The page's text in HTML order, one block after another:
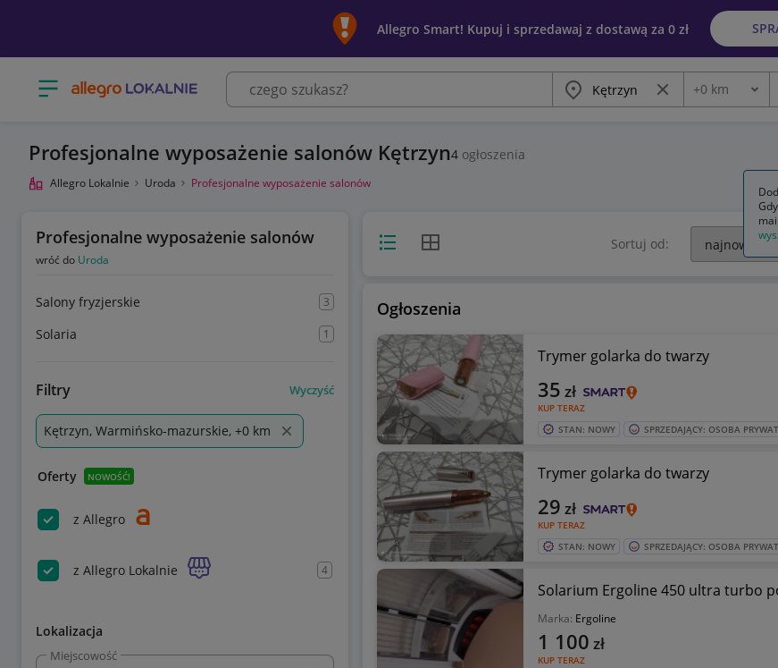
Allegro Smart! Kupuj i sprzedawaj z dostawą za 0 zł
Otwórz menu z kategoriami Miasto Wyczyść frazę
Odległość
+0 km
Profesjonalne wyposażenie salonów Kętrzyn4 ogłoszenia
Allegro Lokalnie Uroda Profesjonalne wyposażenie salonów
Profesjonalne wyposażenie salonów
wróć do Uroda
Salony fryzjerskie 3
Solaria 1
Filtry Wyczyść
Kętrzyn, Warmińsko-mazurskie, +0 km
Oferty NOWOŚĆ!
z Allegro
z Allegro Lokalnie 4
Lokalizacja
Miejscowość
Widok listyWidok siatki Sortuj od:
Ogłoszenia
Trymer golarka do twarzy
KUP TERAZ
35 zł
STAN: NOWY SPRZEDAJĄCY: OSOBA
Trymer golarka do twarzy
KUP TERAZ
29 zł
STAN: NOWY SPRZEDAJĄCY: OSOBA
Solarium Ergoline 450 ultra turbo
Marka: Ergoline
KUP TERAZ
1 100 zł